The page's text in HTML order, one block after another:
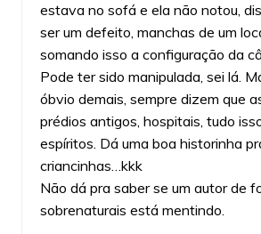
estava no sofá e ela não notou,
ser um defeito, manchas de um
somando isso a configuração da
Pode ter sido manipulada, sei lá.
óbvio demais, sempre dizem que
prédios antigos, hospitais, tudo
espíritos. Dá uma boa historinha
criancinhas…kkk
Não dá pra saber se um autor de
sobrenaturais está mentindo.